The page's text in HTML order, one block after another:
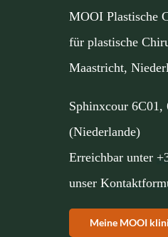
MOOI Plastische
für plastische
Maastricht,
Sphinxcour
(Niederlande)
Erreichbar unter
unser
Meine MOOI